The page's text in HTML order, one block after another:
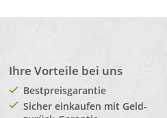
Ihre Vorteile bei uns
Bestpreisgarantie
Sicher einkaufen mit Geld-